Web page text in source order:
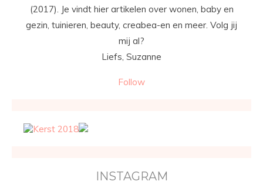
(2017). Je vindt hier artikelen over wonen, baby en
gezin, tuinieren, beauty, creabea-en en meer. Volg jij
mij al?
Liefs, Suzanne
Follow
INSTAGRAM